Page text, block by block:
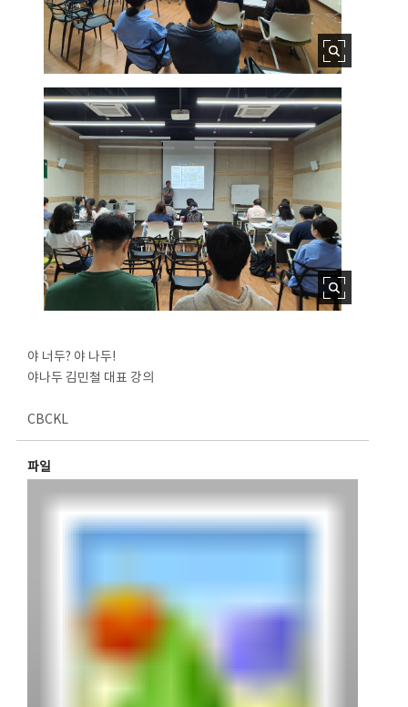
야 너두? 야 나두!
야나두 김민철 대표 강의
CBCKL
파일